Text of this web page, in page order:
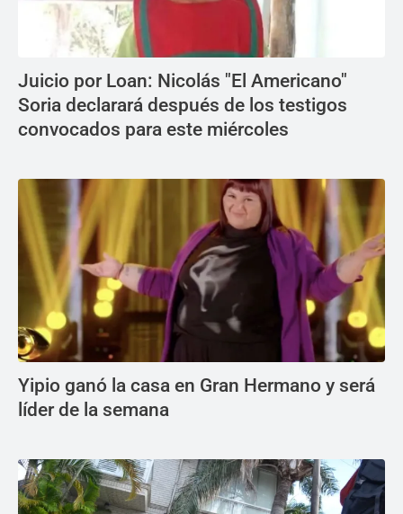
Juicio por Loan: Nicolás "El Americano"
Soria declarará después de los testigos
convocados para este miércoles
Yipio ganó la casa en Gran Hermano y será
líder de la semana